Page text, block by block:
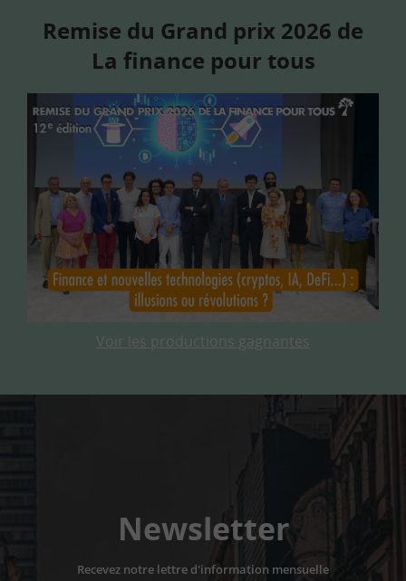
Remise du Grand prix 2026 de
La finance pour tous
Voir les productions gagnantes
Newsletter
Recevez notre lettre d'information mensuelle